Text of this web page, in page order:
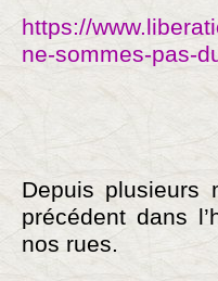
https://
ne-sommes-pas-
Depuis plusieurs
précédent dans
nos rues.